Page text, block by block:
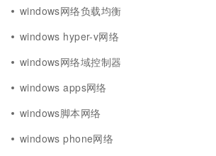
windows网络负载均衡
windows hyper-v网络
windows网络域控制器
windows apps网络
windows脚本网络
windows phone网络